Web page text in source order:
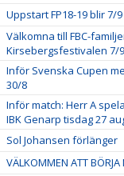
Uppstart FP18-19 blir 7/9
Välkomna till FBC-
Kirsebergsfestivalen 7/9
Inför Svenska Cupen
30/8
Inför match: Herr A
IBK Genarp tisdag 27
Sol Johansen förlänger
VÄLKOMMEN ATT